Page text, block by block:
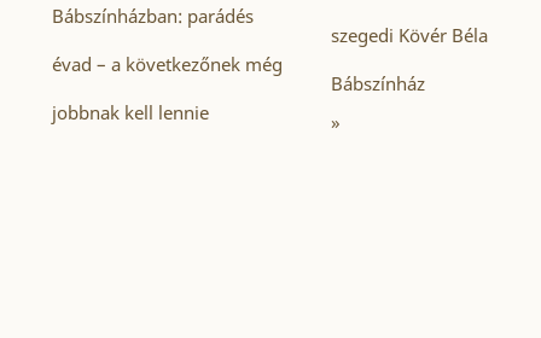
Bábszínházban: parádés
évad – a következőnek még
jobbnak kell lennie
szegedi Kövér Béla
Bábszínház
»